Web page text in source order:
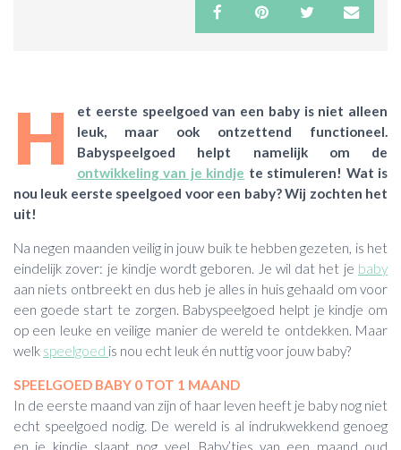
H
et eerste speelgoed van een baby is niet alleen
leuk, maar ook ontzettend functioneel.
Babyspeelgoed helpt namelijk om de
ontwikkeling van je kindje te stimuleren! Wat is
nou leuk eerste speelgoed voor een baby? Wij zochten het
uit!
Na negen maanden veilig in jouw buik te hebben gezeten, is het
eindelijk zover: je kindje wordt geboren. Je wil dat het je baby
aan niets ontbreekt en dus heb je alles in huis gehaald om voor
een goede start te zorgen. Babyspeelgoed helpt je kindje om
op een leuke en veilige manier de wereld te ontdekken. Maar
welk speelgoed is nou echt leuk én nuttig voor jouw baby?
SPEELGOED BABY 0 TOT 1 MAAND
In de eerste maand van zijn of haar leven heeft je baby nog niet
echt speelgoed nodig. De wereld is al indrukwekkend genoeg
en je kindje slaapt nog veel. Baby’tjes van een maand oud